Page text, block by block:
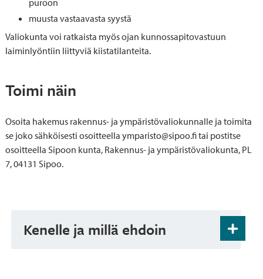
muusta vastaavasta syystä
Valiokunta voi ratkaista myös ojan kunnossapitovastuun
laiminlyöntiin liittyviä kiistatilanteita.
Toimi näin
Osoita hakemus rakennus- ja ympäristövaliokunnalle ja toimita
se joko sähköisesti osoitteella ymparisto@sipoo.fi tai postitse
osoitteella Sipoon kunta, Rakennus- ja ympäristövaliokunta, PL
7, 04131 Sipoo.
Kenelle ja millä ehdoin